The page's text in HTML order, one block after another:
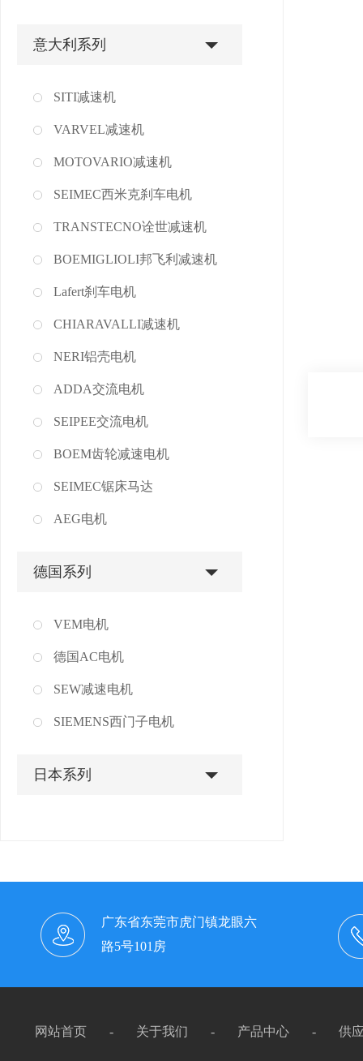
意大利系列
SITI减速机
VARVEL减速机
MOTOVARIO减速机
SEIMEC西米克刹车电机
TRANSTECNO诠世减速机
BOEMIGLIOLI邦飞利减速机
Lafert刹车电机
CHIARAVALLI减速机
NERI铝壳电机
ADDA交流电机
SEIPEE交流电机
BOEM齿轮减速电机
SEIMEC锯床马达
AEG电机
德国系列
VEM电机
德国AC电机
SEW减速电机
SIEMENS西门子电机
日本系列
新宝减速机
大同电机
广东省东莞市虎门镇龙眼六
路5号101房
网站首页 - 关于我们 - 产品中心 - 供